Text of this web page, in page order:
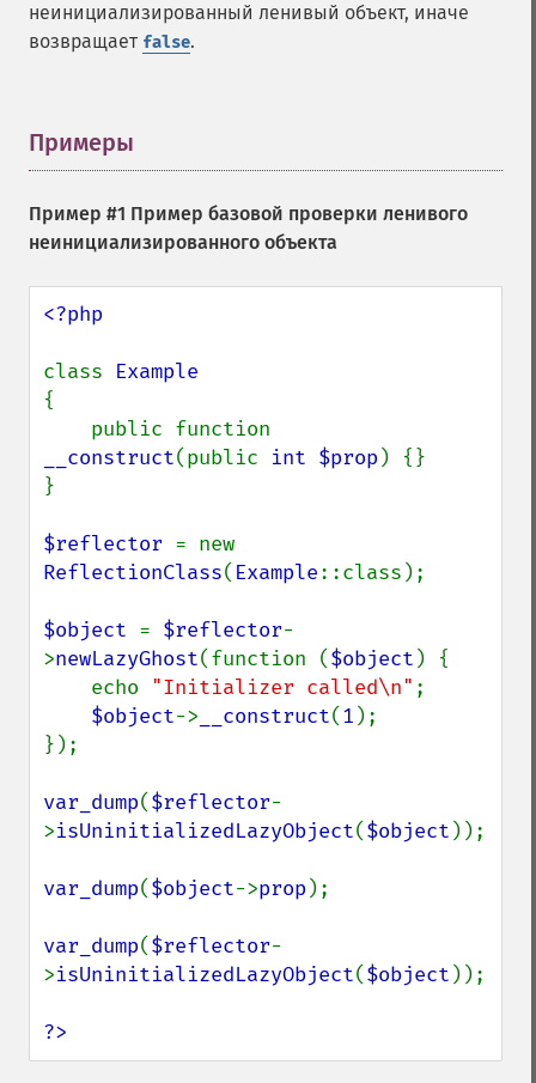
неинициализированный ленивый объект, иначе
возвращает false.
Примеры
Пример #1 Пример базовой проверки ленивого
неинициализированного объекта
<?php
class
{
__construct(public int $prop ) {}
}
$reflector
ReflectionClass( Example::class);
$object = $reflector-
>newLazyGhost(function ($object ) {
    echo
"Initializer called\n" ;
$object-> __construct(1 );
});
var_dump($reflector-
>isUninitializedLazyObject($object ));
var_dump($object->prop );
var_dump($reflector-
>isUninitializedLazyObject($object ));
?>